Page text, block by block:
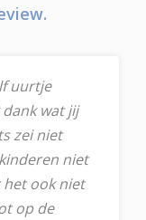
uurtje
wat jij
zei niet
niet
ook niet
op de